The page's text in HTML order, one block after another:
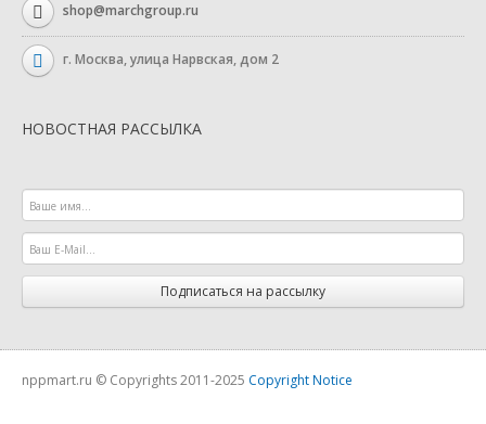
shop@marchgroup.ru
г. Москва, улица Нарвская, дом 2
НОВОСТНАЯ РАССЫЛКА
Подписаться на рассылку
nppmart.ru © Copyrights 2011-2025 Copyright Notice